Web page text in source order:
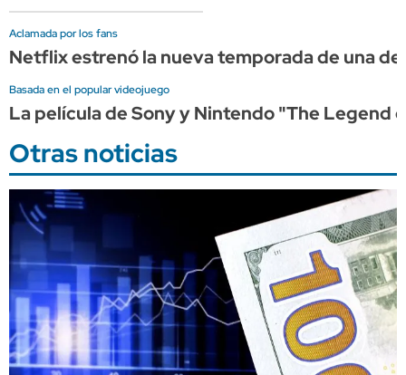
Aclamada por los fans
Netflix estrenó la nueva temporada de una
Basada en el popular videojuego
La película de Sony y Nintendo "The
Otras noticias